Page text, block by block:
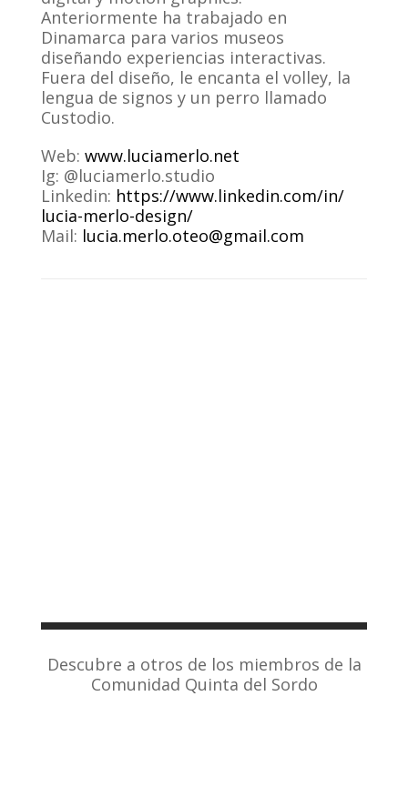
Anteriormente ha trabajado en
Dinamarca para varios museos
diseñando experiencias interactivas.
Fuera del diseño, le encanta el volley, la
lengua de signos y un perro llamado
Custodio.
Web: www.luciamerlo.net
Ig: @luciamerlo.studio
Linkedin: https://www.linkedin.com/in/
lucia-merlo-design/
Mail: lucia.merlo.oteo@gmail.com
Descubre a otros de los miembros de la
Comunidad Quinta del Sordo